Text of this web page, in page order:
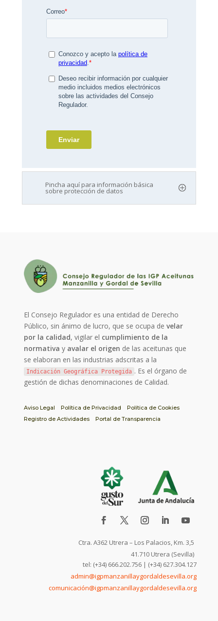
Pincha aquí para información básica
sobre protección de datos
El Consejo Regulador es una entidad de Derecho
Público, sin ánimo de lucro, que se ocupa develar
por la calidad, vigilar el cumplimiento de la
normativa y avalar el origen de las aceitunas que
se elaboran en las industrias adscritas a la
Indicación Geográfica Protegida . Es el órgano de
gestión de dichas denominaciones de Calidad.
Aviso Legal Política de Privacidad
Política de Cookies
Registro de Actividades
Portal de Transparencia
Ctra. A362 Utrera – Los Palacios, Km. 3,5
41.710 Utrera (Sevilla)
tel: (+34) 666.202.756 | (+34) 627.304.127
admin@igpmanzanillaygordaldesevilla.org
comunicación@igpmanzanillaygordaldesevilla.org